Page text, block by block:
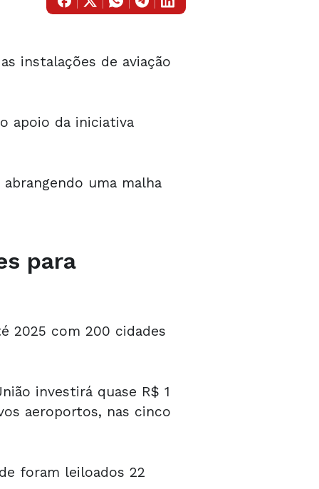
instalações de aviação
apoio da iniciativa
uma malha
para
2025 com 200 cidades
investirá quase R$ 1
aeroportos, nas cinco
foram leiloados 22